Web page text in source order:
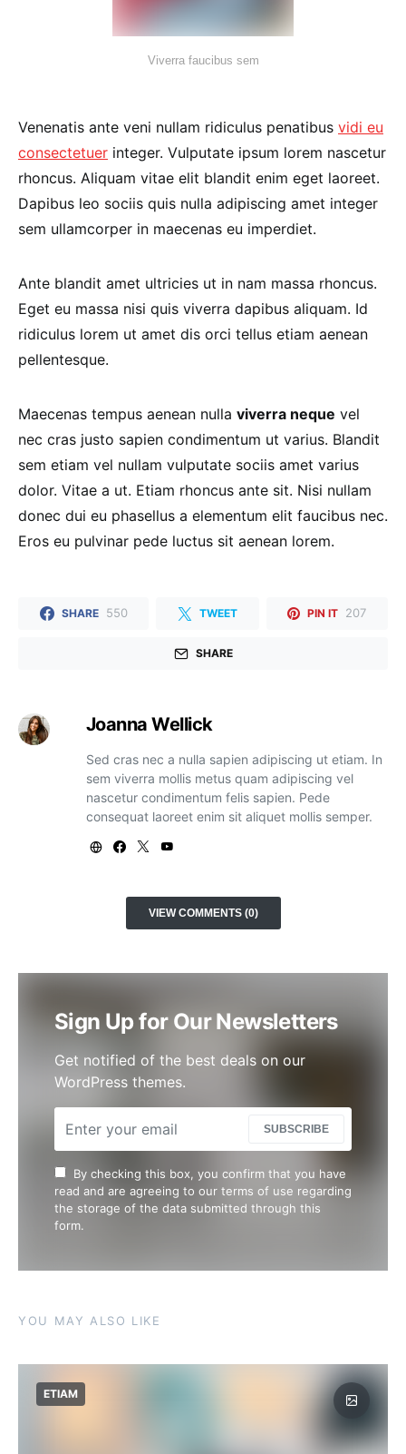
Viverra faucibus sem
Venenatis ante veni nullam ridiculus penatibus vidi eu
consectetuer integer. Vulputate ipsum lorem nascetur
rhoncus. Aliquam vitae elit blandit enim eget laoreet.
Dapibus leo sociis quis nulla adipiscing amet integer
sem ullamcorper in maecenas eu imperdiet.
Ante blandit amet ultricies ut in nam massa rhoncus.
Eget eu massa nisi quis viverra dapibus aliquam. Id
ridiculus lorem ut amet dis orci tellus etiam aenean
pellentesque.
Maecenas tempus aenean nulla viverra neque vel
nec cras justo sapien condimentum ut varius. Blandit
sem etiam vel nullam vulputate sociis amet varius
dolor. Vitae a ut. Etiam rhoncus ante sit. Nisi nullam
donec dui eu phasellus a elementum elit faucibus nec.
Eros eu pulvinar pede luctus sit aenean lorem.
SHARE 550 TWEET PIN IT 207
SHARE
Joanna Wellick
Sed cras nec a nulla sapien adipiscing ut etiam. In
sem viverra mollis metus quam adipiscing vel
nascetur condimentum felis sapien. Pede
consequat laoreet enim sit aliquet mollis semper.
VIEW COMMENTS (0)
Sign Up for Our Newsletters
Get notified of the best deals on our
WordPress themes.
SUBSCRIBE
By checking this box, you confirm that you have
read and are agreeing to our terms of use regarding
the storage of the data submitted through this
form.
YOU MAY ALSO LIKE
ETIAM